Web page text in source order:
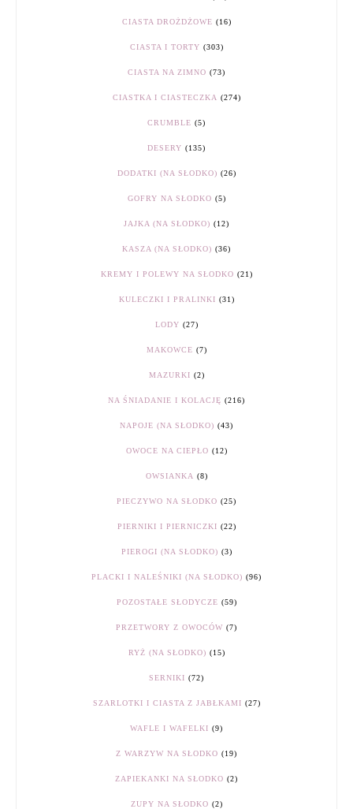
CIASTA DROŻDŻOWE (16)
CIASTA I TORTY (303)
CIASTA NA ZIMNO (73)
CIASTKA I CIASTECZKA (274)
CRUMBLE (5)
DESERY (135)
DODATKI (NA SŁODKO) (26)
GOFRY NA SŁODKO (5)
JAJKA (NA SŁODKO) (12)
KASZA (NA SŁODKO) (36)
KREMY I POLEWY NA SŁODKO (21)
KULECZKI I PRALINKI (31)
LODY (27)
MAKOWCE (7)
MAZURKI (2)
NA ŚNIADANIE I KOLACJĘ (216)
NAPOJE (NA SŁODKO) (43)
OWOCE NA CIEPŁO (12)
OWSIANKA (8)
PIECZYWO NA SŁODKO (25)
PIERNIKI I PIERNICZKI (22)
PIEROGI (NA SŁODKO) (3)
PLACKI I NALEŚNIKI (NA SŁODKO) (96)
POZOSTAŁE SŁODYCZE (59)
PRZETWORY Z OWOCÓW (7)
RYŻ (NA SŁODKO) (15)
SERNIKI (72)
SZARLOTKI I CIASTA Z JABŁKAMI (27)
WAFLE I WAFELKI (9)
Z WARZYW NA SŁODKO (19)
ZAPIEKANKI NA SŁODKO (2)
ZUPY NA SŁODKO (2)